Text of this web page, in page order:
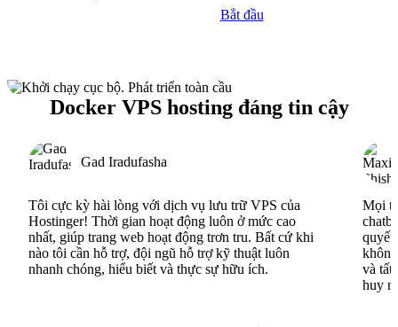
Bắt đầu
Docker VPS hosting đáng tin cậy
Gad Iradufasha
Tôi cực kỳ hài lòng với dịch vụ lưu trữ VPS của
Hostinger! Thời gian hoạt động luôn ở mức cao
nhất, giúp trang web hoạt động trơn tru. Bất cứ khi
nào tôi cần hỗ trợ, đội ngũ hỗ trợ kỹ thuật luôn
nhanh chóng, hiểu biết và thực sự hữu ích.
Mọi
quyết
và tất
huy